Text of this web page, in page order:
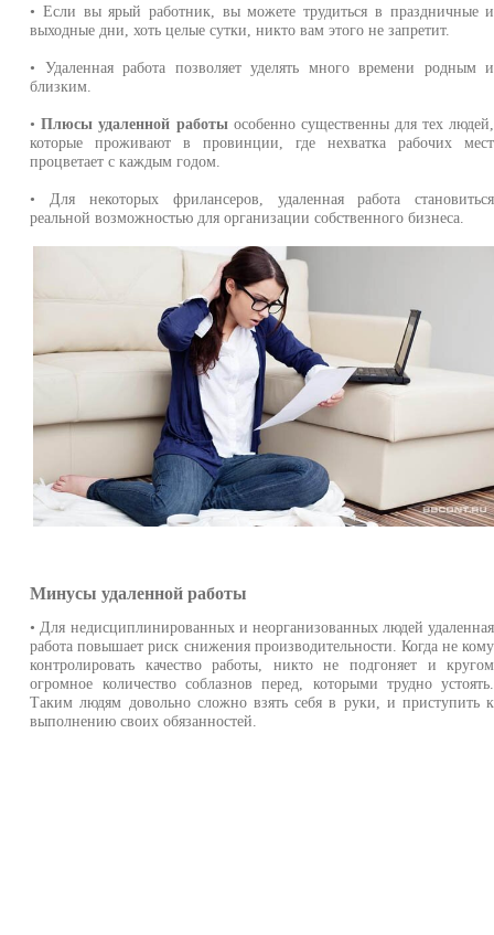
• Если вы ярый работник, вы можете трудиться в праздничные и
выходные дни, хоть целые сутки, никто вам этого не запретит.
• Удаленная работа позволяет уделять много времени родным и
близким.
•Плюсы удаленной работыособенно существенны для тех людей,
которые проживают в провинции, где нехватка рабочих мест
процветает с каждым годом.
• Для некоторых фрилансеров, удаленная работа становиться
реальной возможностью для организации собственного бизнеса.
Минусы удаленной работы
• Для недисциплинированных и неорганизованных людей удаленная
работа повышает риск снижения производительности. Когда не кому
контролировать качество работы, никто не подгоняет и кругом
огромное количество соблазнов перед, которыми трудно устоять.
Таким людям довольно сложно взять себя в руки, и приступить к
выполнению своих обязанностей.